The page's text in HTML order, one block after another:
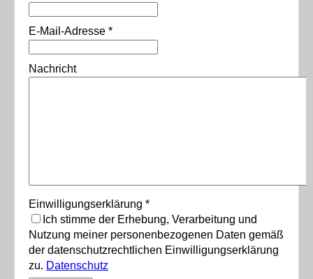
E-Mail-Adresse *
Nachricht
Einwilligungserklärung *
Ich stimme der Erhebung, Verarbeitung und
Nutzung meiner personenbezogenen Daten gemäß
der datenschutzrechtlichen Einwilligungserklärung
zu. Datenschutz